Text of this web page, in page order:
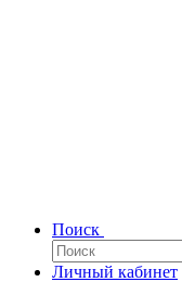
Поиск
Личный кабинет